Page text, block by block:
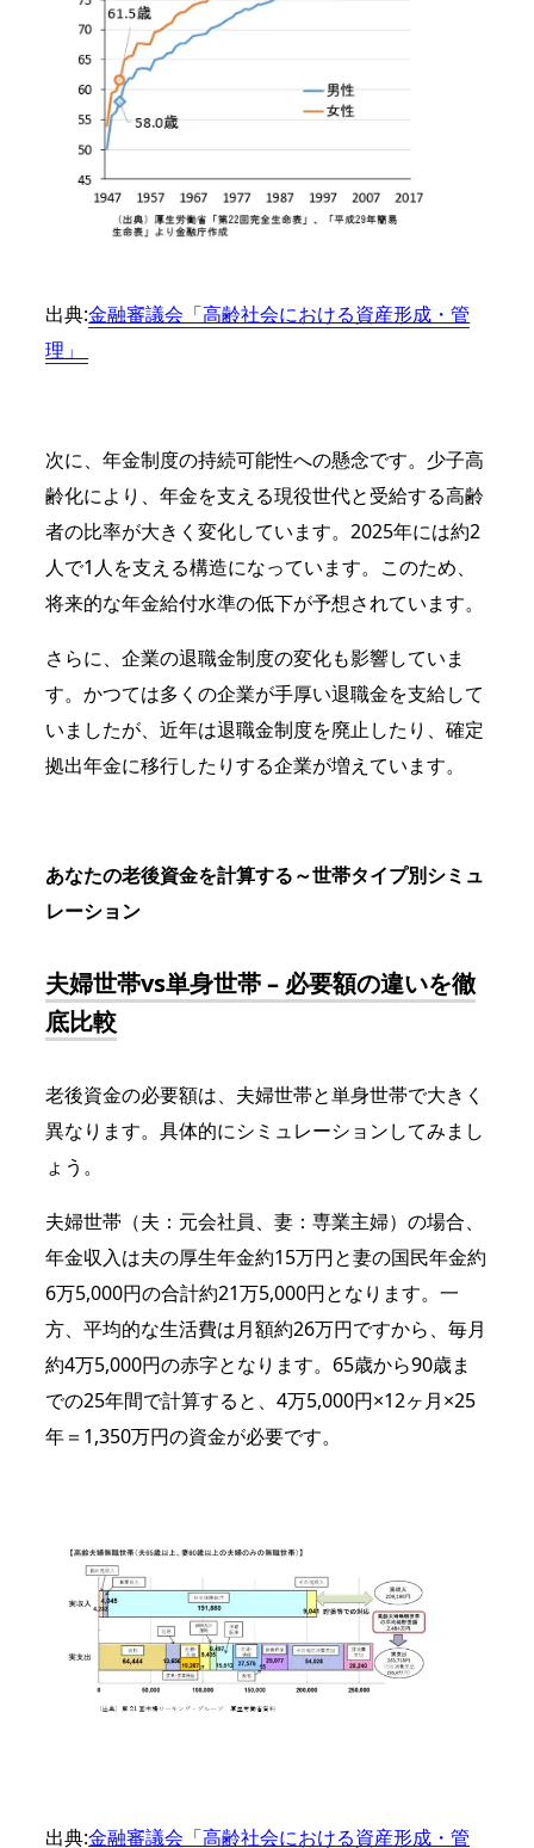
出典:金融審議会「高齢社会における資産形成・管
理」
次に、年金制度の持続可能性への懸念です。少子高
齢化により、年金を支える現役世代と受給する高齢
者の比率が大きく変化しています。2025年には約2
人で1人を支える構造になっています。このため、
将来的な年金給付水準の低下が予想されています。
さらに、企業の退職金制度の変化も影響していま
す。かつては多くの企業が手厚い退職金を支給して
いましたが、近年は退職金制度を廃止したり、確定
拠出年金に移行したりする企業が増えています。
あなたの老後資金を計算する～世帯タイプ別シミュ
レーション
夫婦世帯vs単身世帯 – 必要額の違いを徹
底比較
老後資金の必要額は、夫婦世帯と単身世帯で大きく
異なります。具体的にシミュレーションしてみまし
ょう。
夫婦世帯（夫：元会社員、妻：専業主婦）の場合、
年金収入は夫の厚生年金約15万円と妻の国民年金約
6万5,000円の合計約21万5,000円となります。一
方、平均的な生活費は月額約26万円ですから、毎月
約4万5,000円の赤字となります。65歳から90歳ま
での25年間で計算すると、4万5,000円×12ヶ月×25
年＝1,350万円の資金が必要です。
出典:金融審議会「高齢社会における資産形成・管